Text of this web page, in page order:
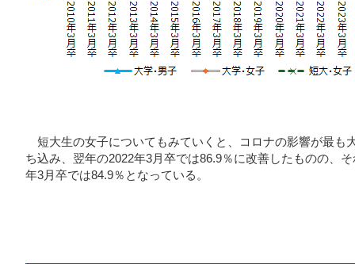
短大生の女子についてもみていくと、コロナの影響が最も
ち込み、翌年の2022年3月卒では86.9％に改善したものの、
年3月卒では84.9％となっている。